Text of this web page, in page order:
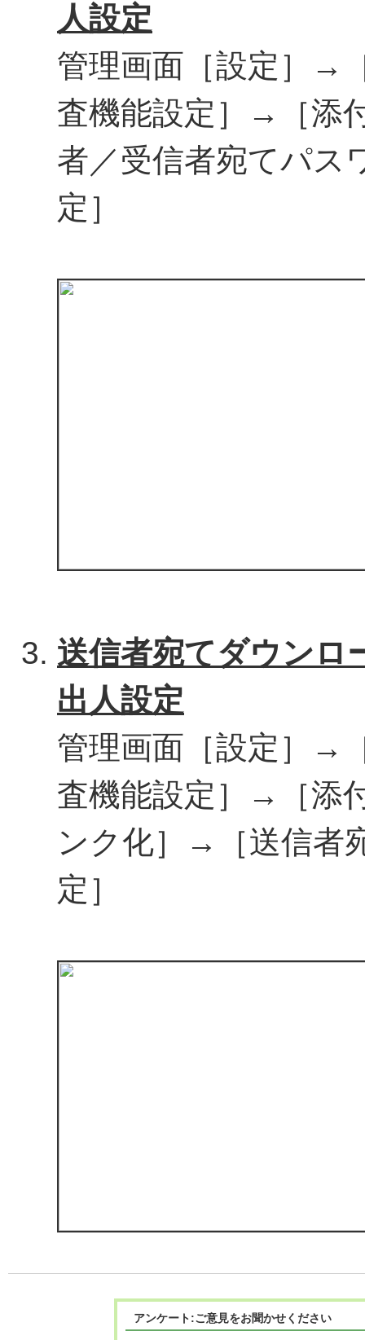
人設定
管理画面［設定］→
査機能設定］→［添
者／受信者宛てパス
定］
送信者宛てダウンロ
出人設定
管理画面［設定］→
査機能設定］→［添
ンク化］→［送信者
定］
アンケート:ご意見をお聞かせください